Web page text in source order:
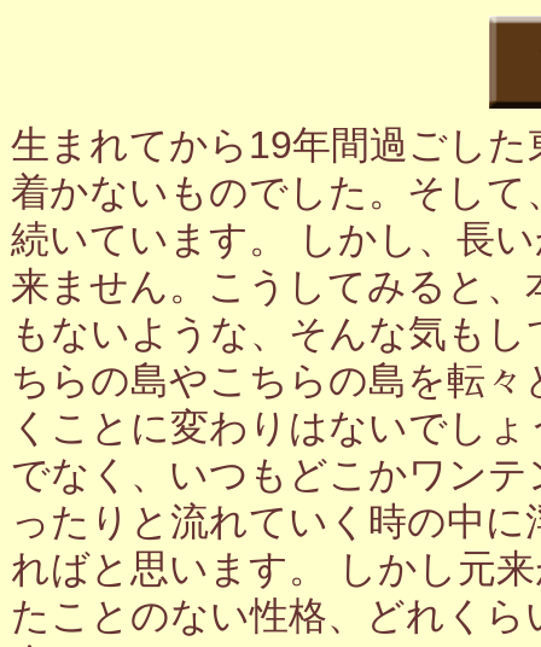
生まれてから19年間過ごし
着かないものでした。そし
続いています。 しかし、長
来ません。こうしてみると
もないような、そんな気も
ちらの島やこちらの島を転
くことに変わりはないでし
でなく、いつもどこかワン
ったりと流れていく時の中
ればと思います。 しかし元
たことのない性格、どれく